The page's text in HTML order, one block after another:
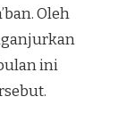
Oleh
ini